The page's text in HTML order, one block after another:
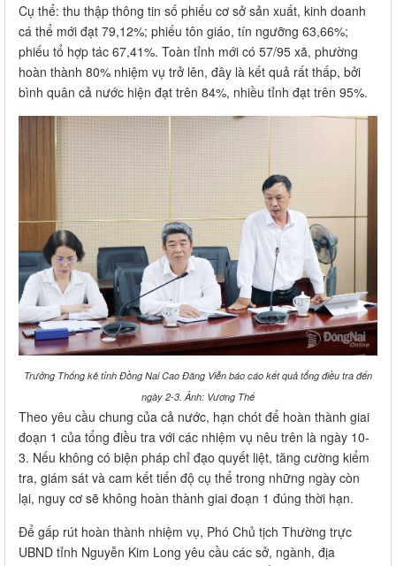
Cụ thể: thu thập thông tin số phiếu cơ sở sản xuất, kinh doanh
cá thể mới đạt 79,12%; phiếu tôn giáo, tín ngưỡng 63,66%;
phiếu tổ hợp tác 67,41%. Toàn tỉnh mới có 57/95 xã, phường
hoàn thành 80% nhiệm vụ trở lên, đây là kết quả rất thấp, bởi
bình quân cả nước hiện đạt trên 84%, nhiều tỉnh đạt trên 95%.
Trưởng Thống kê tỉnh Đồng Nai Cao Đăng Viễn báo cáo kết quả tổng điều tra đến
ngày 2-3. Ảnh: Vương Thế
Theo yêu cầu chung của cả nước, hạn chót để hoàn thành giai
đoạn 1 của tổng điều tra với các nhiệm vụ nêu trên là ngày 10-
3. Nếu không có biện pháp chỉ đạo quyết liệt, tăng cường kiểm
tra, giám sát và cam kết tiến độ cụ thể trong những ngày còn
lại, nguy cơ sẽ không hoàn thành giai đoạn 1 đúng thời hạn.
Để gấp rút hoàn thành nhiệm vụ, Phó Chủ tịch Thường trực
UBND tỉnh Nguyễn Kim Long yêu cầu các sở, ngành, địa